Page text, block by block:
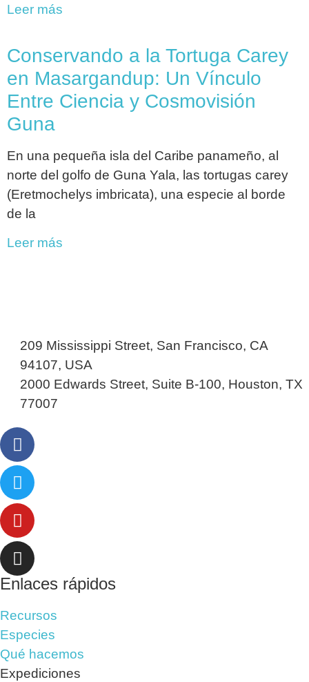
Leer más
Conservando a la Tortuga Carey
en Masargandup: Un Vínculo
Entre Ciencia y Cosmovisión
Guna
En una pequeña isla del Caribe panameño, al
norte del golfo de Guna Yala, las tortugas carey
(Eretmochelys imbricata), una especie al borde
de la
Leer más
209 Mississippi Street, San Francisco, CA
94107, USA
2000 Edwards Street, Suite B-100, Houston, TX
77007
Enlaces rápidos
Recursos
Especies
Qué hacemos
Expediciones